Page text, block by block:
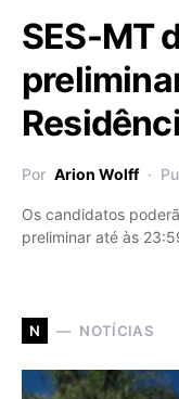
SES-MT
Por Arion Wolff
Os candidatos
preliminar até às
N NOTÍCIAS